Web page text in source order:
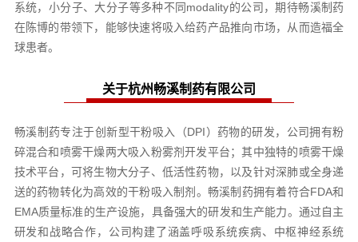
系统，小分子、大分子等多种不同modality的公司，期待畅溪制药
在陈博的带领下，能够快速将吸入给药产品推向市场，从而造福全
球患者。
关于杭州畅溪制药有限公司
畅溪制药专注于创新型干粉吸入（DPI）药物的研发，公司拥有粉
碎混合和喷雾干燥两大吸入粉雾剂开发平台；其中独特的喷雾干燥
技术平台，可将生物大分子、低活性药物，以及针对深肺或全身递
送的药物转化为高效的干粉吸入制剂。畅溪制药拥有着符合FDA和
EMA质量标准的生产设施，具备强大的研发和生产能力。通过自主
研发和战略合作，公司构建了涵盖呼吸系统疾病、中枢神经系统